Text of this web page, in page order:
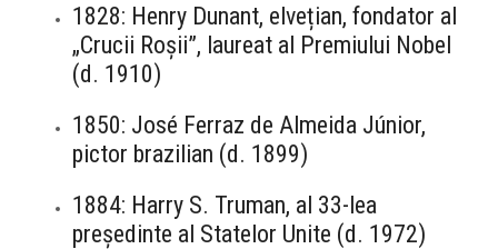
1828: Henry Dunant, elvețian, fondator al
„Crucii Roșii”, laureat al Premiului Nobel
(d. 1910)
1850: José Ferraz de Almeida Júnior,
pictor brazilian (d. 1899)
1884: Harry S. Truman, al 33-lea
președinte al Statelor Unite (d. 1972)